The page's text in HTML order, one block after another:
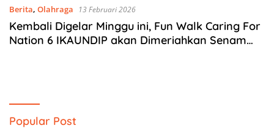
Berita, Olahraga 13 Februari 2026
Kembali Digelar Minggu ini, Fun Walk Caring For
Nation 6 IKAUNDIP akan Dimeriahkan Senam
Popular Post